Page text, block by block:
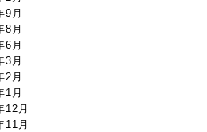
9月
8月
6月
3月
2月
1月
12月
11月